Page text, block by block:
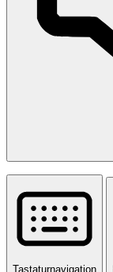
Tastaturnavigation